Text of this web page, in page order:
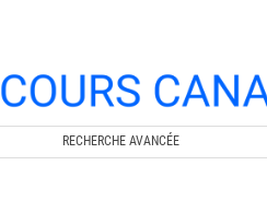
RECHERCHE AVANCÉE